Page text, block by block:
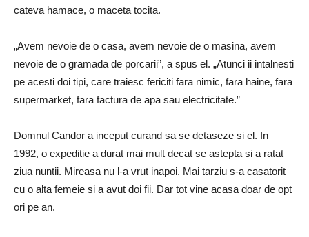
cateva hamace, o maceta tocita.
„Avem nevoie de o casa, avem nevoie de o masina, avem
nevoie de o gramada de porcarii”, a spus el. „Atunci ii intalnesti
pe acesti doi tipi, care traiesc fericiti fara nimic, fara haine, fara
supermarket, fara factura de apa sau electricitate.”
Domnul Candor a inceput curand sa se detaseze si el. In
1992, o expeditie a durat mai mult decat se astepta si a ratat
ziua nuntii. Mireasa nu l-a vrut inapoi. Mai tarziu s-a casatorit
cu o alta femeie si a avut doi fii. Dar tot vine acasa doar de opt
ori pe an.